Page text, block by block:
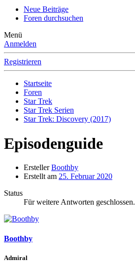
Neue Beiträge
Foren durchsuchen
Menü
Anmelden
Registrieren
Startseite
Foren
Star Trek
Star Trek Serien
Star Trek: Discovery (2017)
Episodenguide
Ersteller Boothby
Erstellt am 25. Februar 2020
Status
Für weitere Antworten geschlossen.
Boothby
Admiral